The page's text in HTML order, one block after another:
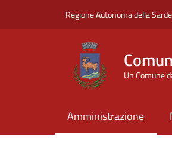
Regione Autonoma della
Un Comune
Amministrazione